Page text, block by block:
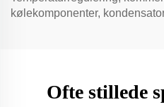
kølekomponenter,
Ofte stillede